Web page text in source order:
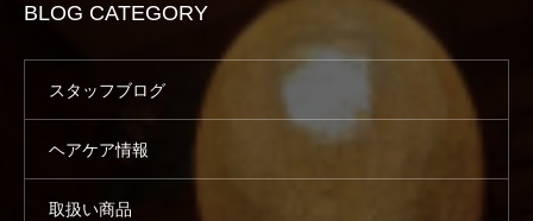
BLOG CATEGORY
スタッフブログ
ヘアケア情報
取扱い商品